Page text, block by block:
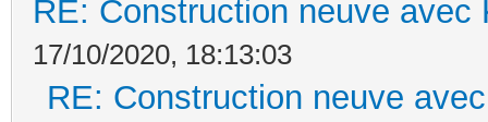
RE: Construction neuve avec
17/10/2020, 18:13:03
RE: Construction neuve